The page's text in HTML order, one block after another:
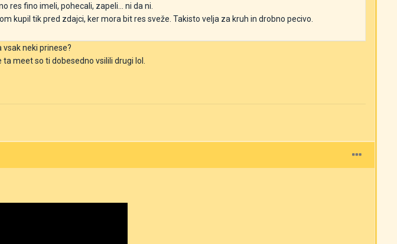
res fino imeli, pohecali, zapeli... ni da ni.
kupil tik pred zdajci, ker mora bit res sveže. Takisto velja za kruh in drobno pecivo.
vsak neki prinese?
meet so ti dobesedno vsilili drugi lol.